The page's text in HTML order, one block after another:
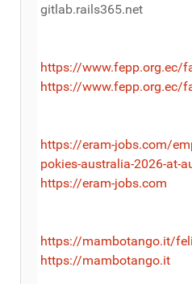
gitlab.rails365.net
https://www.fepp.org.ec/
https://www.fepp.org.ec/
https://eram-jobs.com/
pokies-australia-2026-at-
https://eram-jobs.com
https://mambotango.it/
https://mambotango.it